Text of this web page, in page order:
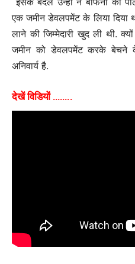
एक जमीन डेवलपमेंट के लिया
लाने की जिम्मेदारी खुद ली थी.
जमीन को डेवलपमेंट करके बेचने
अनिवार्य है.
देखें विडियों ……..